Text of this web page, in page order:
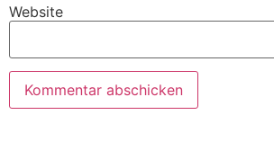
Website